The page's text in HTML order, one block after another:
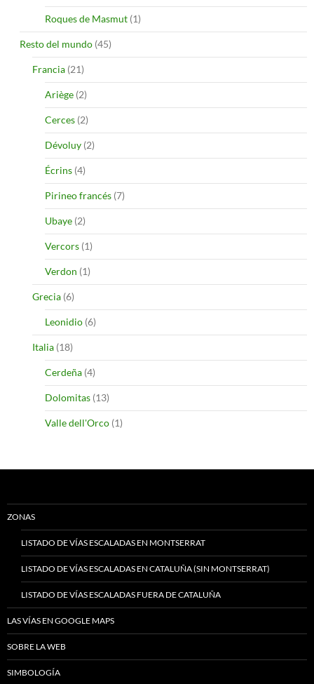
Roques de Masmut (1)
Resto del mundo (45)
Francia (21)
Ariège (2)
Cerces (2)
Dévoluy (2)
Écrins (4)
Pirineo francés (7)
Ubaye (2)
Vercors (1)
Verdon (1)
Grecia (6)
Leonidio (6)
Italia (18)
Cerdeña (4)
Dolomitas (13)
Valle dell'Orco (1)
ZONAS
LISTADO DE VÍAS ESCALADAS EN MONTSERRAT
LISTADO DE VÍAS ESCALADAS EN CATALUÑA (SIN MONTSERRAT)
LISTADO DE VÍAS ESCALADAS FUERA DE CATALUÑA
LAS VÍAS EN GOOGLE MAPS
SOBRE LA WEB
SIMBOLOGÍA